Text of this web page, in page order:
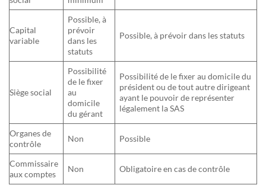
Capital
variable
Possible, à
prévoir
dans les
statuts
Possible, à prévoir dans les statuts
Siège social
Possibilité
de le fixer
au
domicile
du gérant
Possibilité de le fixer au domicile du
président ou de tout autre dirigeant
ayant le pouvoir de représenter
légalement la SAS
Organes de
contrôle
Non Possible
Commissaire
aux comptes
Non Obligatoire en cas de contrôle